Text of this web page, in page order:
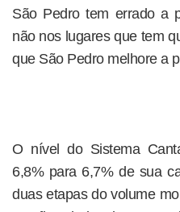
São Pedro tem errado a
não nos lugares que tem
que São Pedro melhore a
O nível do Sistema
6,8% para 6,7% de sua
duas etapas do volume